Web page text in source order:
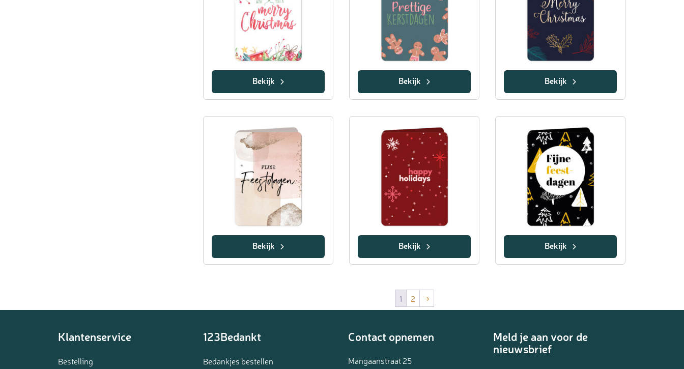
Bekijk Bekijk Bekijk
Bekijk Bekijk Bekijk
1 2 →
Klantenservice
Bestelling
123Bedankt
Bedankjes bestellen
Contact opnemen
Mangaanstraat 25
Meld je aan voor de
nieuwsbrief